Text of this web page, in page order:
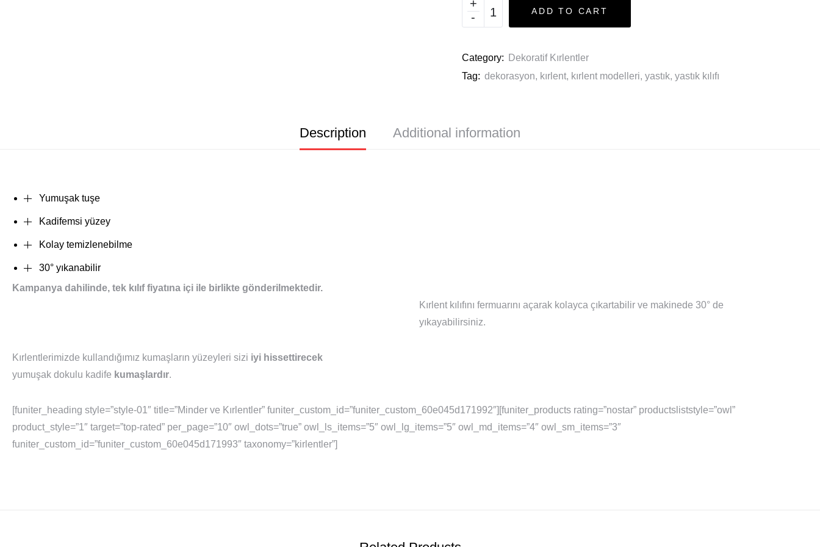
ADD TO CART
Category:
Dekoratif Kırlentler
Tag: dekorasyon, kırlent, kırlent modelleri, yastık, yastık kılıfı
Description Additional information
Yumuşak tuşe
Kadifemsi yüzey
Kolay temizlenebilme
30° yıkanabilir
Kampanya dahilinde, tek kılıf fiyatına içi ile birlikte gönderilmektedir.
Kırlent kılıfını fermuarını açarak kolayca çıkartabilir ve makinede 30° de
yıkayabilirsiniz.
Kırlentlerimizde kullandığımız kumaşların yüzeyleri sizi iyi hissettirecek
yumuşak dokulu kadife kumaşlardır.
[funiter_heading style=”style-01″ title=”Minder ve Kırlentler” funiter_custom_id=”funiter_custom_60e045d171992″][funiter_products rating=”nostar” productsliststyle=”owl”
product_style=”1″ target=”top-rated” per_page=”10″ owl_dots=”true” owl_ls_items=”5″ owl_lg_items=”5″ owl_md_items=”4″ owl_sm_items=”3″
funiter_custom_id=”funiter_custom_60e045d171993″ taxonomy=”kirlentler”]